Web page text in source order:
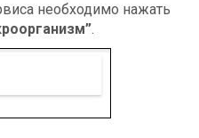
необходимо нажать
.